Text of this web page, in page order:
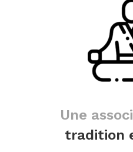
Une
tradition